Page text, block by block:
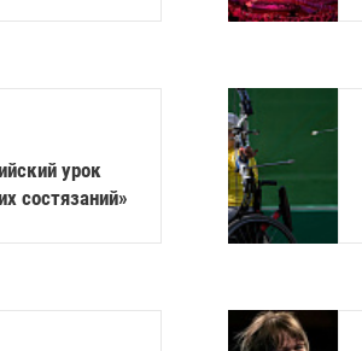
урок
состязаний»